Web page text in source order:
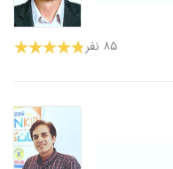
۸۵ نفر